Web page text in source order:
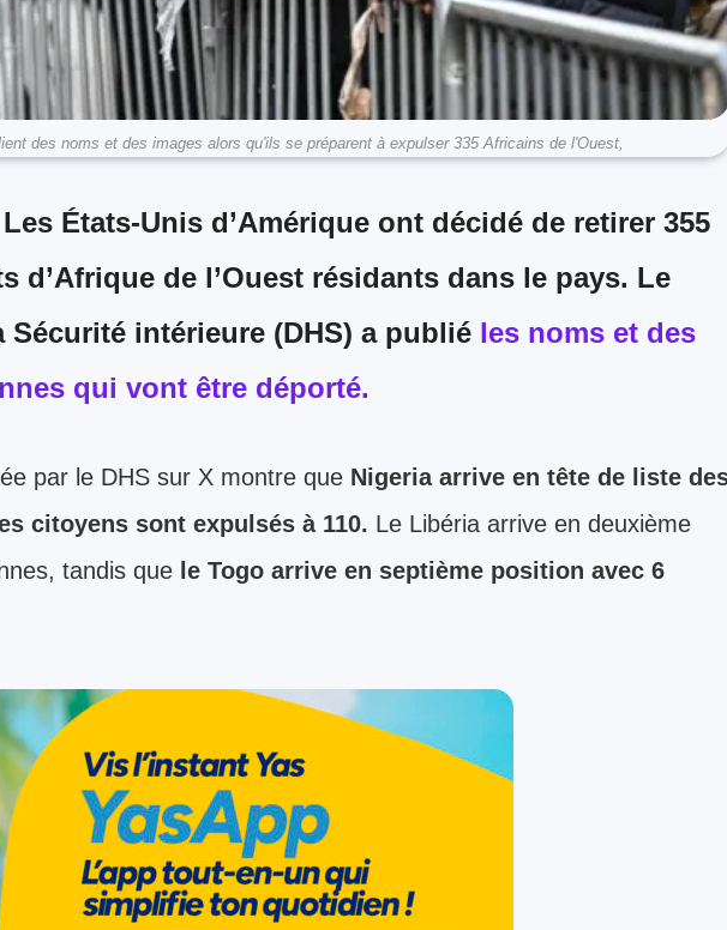
des noms et des images alors qu'ils se préparent à expulser 335 Africains de l'Ouest,
États-Unis d’Amérique ont décidé de retirer 355
d’Afrique de l’Ouest résidants dans le pays. Le
Sécurité intérieure (DHS) a publié les noms et des
qui vont être déporté.
par le DHS sur X montre que Nigeria arrive en tête de liste
citoyens sont expulsés à 110. Le Libéria arrive en deuxième
tandis que le Togo arrive en septième position avec 6